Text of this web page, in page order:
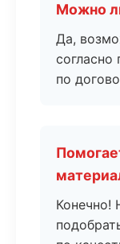
Можно
Да,
согласно
по
Конечно!